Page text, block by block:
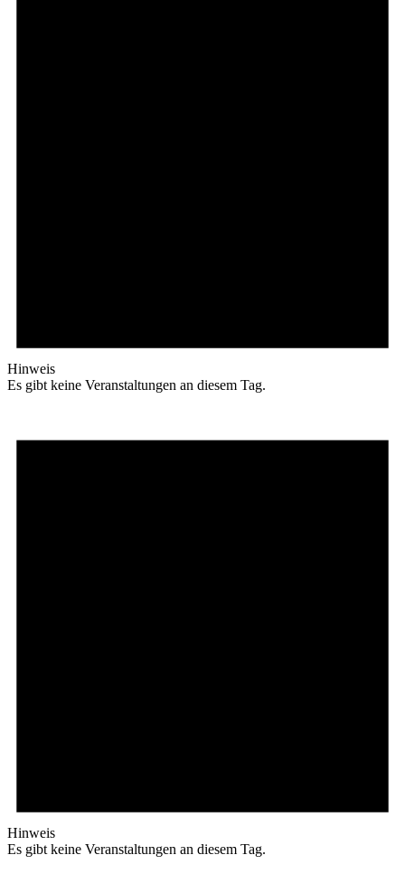
Hinweis
Es gibt keine Veranstaltungen an diesem Tag.
Hinweis
Es gibt keine Veranstaltungen an diesem Tag.